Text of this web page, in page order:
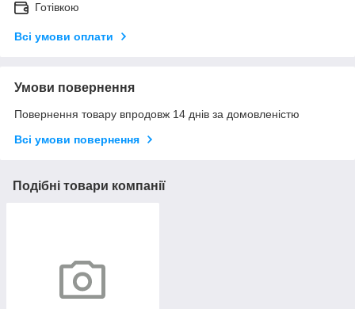
Готівкою
Всі умови оплати
Умови повернення
Повернення товару впродовж 14 днів за домовленістю
Всі умови повернення
Подібні товари компанії